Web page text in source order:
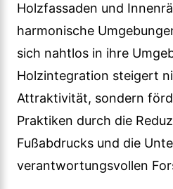
Holzfassaden und
harmonische
sich nahtlos in ihre
Holzintegration steigert
Attraktivität, sondern
Praktiken durch die
Fußabdrucks und die
verantwortungsvollen